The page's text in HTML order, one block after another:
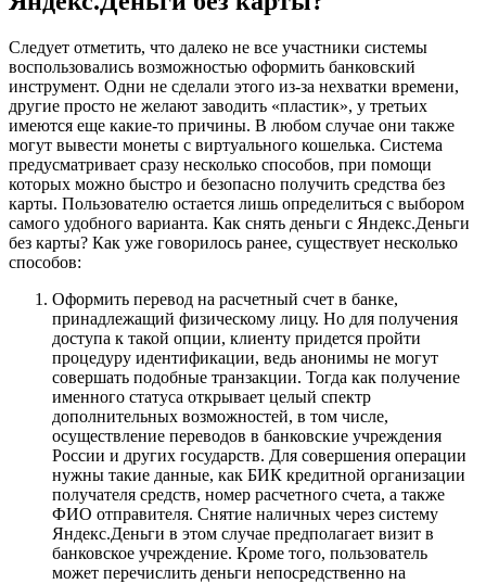
Следует отметить, что далеко не все участники системы
воспользовались возможностью оформить банковский
инструмент. Одни не сделали этого из-за нехватки времени,
другие просто не желают заводить «пластик», у третьих
имеются еще какие-то причины. В любом случае они также
могут вывести монеты с виртуального кошелька. Система
предусматривает сразу несколько способов, при помощи
которых можно быстро и безопасно получить средства без
карты. Пользователю остается лишь определиться с выбором
самого удобного варианта. Как снять деньги с Яндекс.Деньги
без карты? Как уже говорилось ранее, существует несколько
способов:
Оформить перевод на расчетный счет в банке,
принадлежащий физическому лицу. Но для получения
доступа к такой опции, клиенту придется пройти
процедуру идентификации, ведь анонимы не могут
совершать подобные транзакции. Тогда как получение
именного статуса открывает целый спектр
дополнительных возможностей, в том числе,
осуществление переводов в банковские учреждения
России и других государств. Для совершения операции
нужны такие данные, как БИК кредитной организации
получателя средств, номер расчетного счета, а также
ФИО отправителя. Снятие наличных через систему
Яндекс.Деньги в этом случае предполагает визит в
банковское учреждение. Кроме того, пользователь
может перечислить деньги непосредственно на